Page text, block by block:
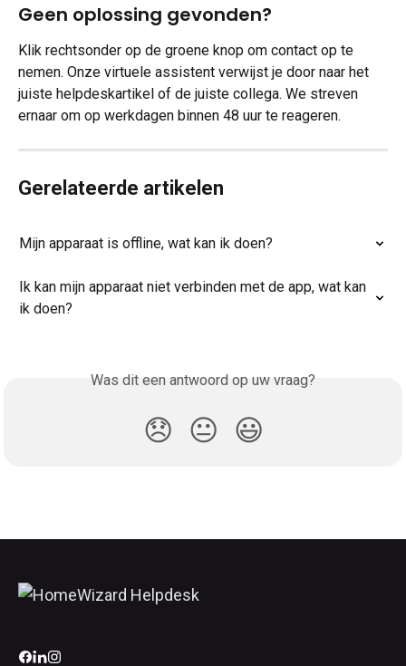
Geen oplossing gevonden?
Klik rechtsonder op de groene knop om contact op te
nemen. Onze virtuele assistent verwijst je door naar het
juiste helpdeskartikel of de juiste collega. We streven
ernaar om op werkdagen binnen 48 uur te reageren.
Gerelateerde artikelen
Mijn apparaat is offline, wat kan ik doen?
Ik kan mijn apparaat niet verbinden met de app, wat kan
ik doen?
Was dit een antwoord op uw vraag?
😞 😐 😃